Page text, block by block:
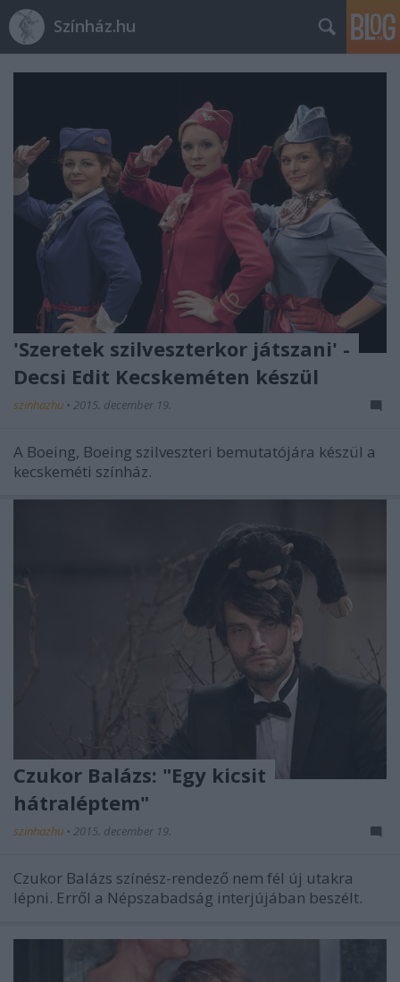
Színház.hu
'Szeretek szilveszterkor játszani' -
Decsi Edit Kecskeméten készül
szinhazhu • 2015. december 19.
A Boeing, Boeing szilveszteri bemutatójára készül a
kecskeméti színház.
Czukor Balázs: "Egy kicsit
hátraléptem"
szinhazhu • 2015. december 19.
Czukor Balázs színész-rendező nem fél új utakra
lépni. Erről a Népszabadság interjújában beszélt.